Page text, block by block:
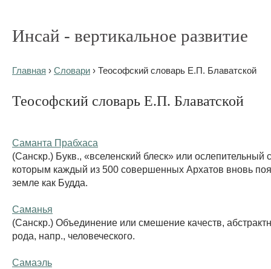
Инсай - вертикальное развитие
Главная › Словари › Теософский словарь Е.П. Блаватской
Теософский словарь Е.П. Блаватской
Саманта Прабхаса
(Санскр.) Букв., «вселенский блеск» или ослепительный
которым каждый из 500 совершенных Архатов вновь
земле как Будда.
Саманья
(Санскр.) Объединение или смешение качеств,
рода, напр., человеческого.
Самаэль